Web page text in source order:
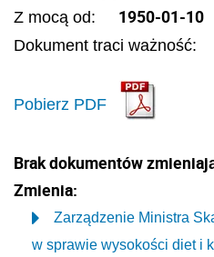
Z mocą od: 1950-01-10
Dokument traci ważność:
Pobierz PDF
Brak dokumentów
Zmienia:
Zarządzenie Ministra
w sprawie wysokości diet i